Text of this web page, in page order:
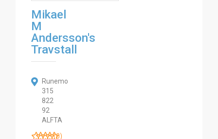
Mikael
M
Andersson's
Travstall
Runemo
315
822
92
ALFTA
(0)